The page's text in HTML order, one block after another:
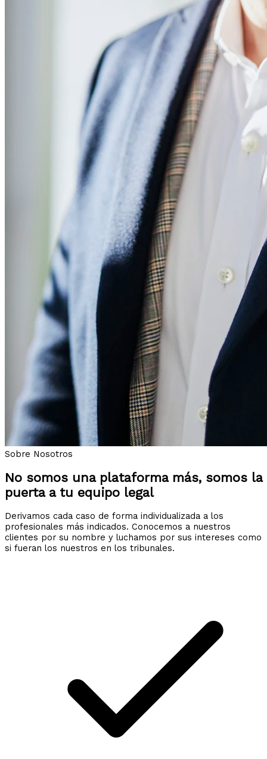
Sobre Nosotros
No somos una plataforma más, somos la
puerta a tu equipo legal
Derivamos cada caso de forma individualizada a los
profesionales más indicados. Conocemos a nuestros
clientes por su nombre y luchamos por sus intereses como
si fueran los nuestros en los tribunales.